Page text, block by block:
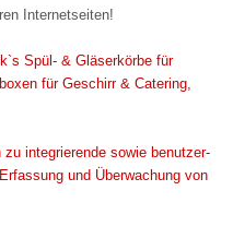
Internetseiten!